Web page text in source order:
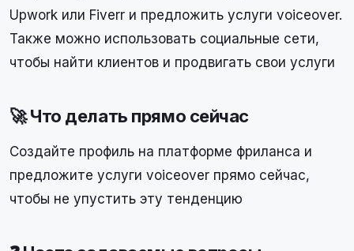
Upwork или Fiverr и предложить услуги voiceover.
Также можно использовать социальные сети,
чтобы найти клиентов и продвигать свои услуги
🚀 Что делать прямо сейчас
Создайте профиль на платформе фриланса и
предложите услуги voiceover прямо сейчас,
чтобы не упустить эту тенденцию